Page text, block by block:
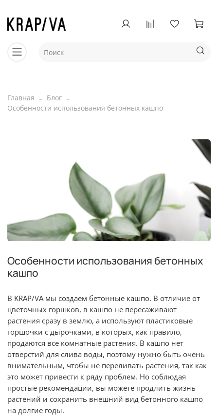
Главная
Блог
Особенности использования бетонных кашпо
Особенности использования бетонных
кашпо
B KRAP/VA мы создаем бетонные кашпо. В отличие от
цветочных горшков, в кашпо не пересаживают
растения сразу в землю, а используют пластиковые
горшочки с дырочками, в которых, как правило,
продаются все комнатные растения. В кашпо нет
отверстий для слива воды, поэтому нужно быть очень
внимательным, чтобы не переливать растения, так как
это может привести к ряду проблем. Но соблюдая
простые рекомендации, вы можете продлить жизнь
растений и сохранить внешний вид бетонного кашпо
на долгие годы.